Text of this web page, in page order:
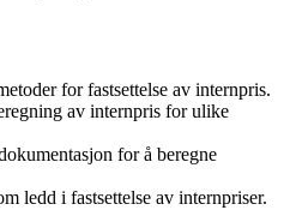
for fastsettelse av internpris.
av internpris for ulike
for å beregne
ledd i fastsettelse av internpriser.